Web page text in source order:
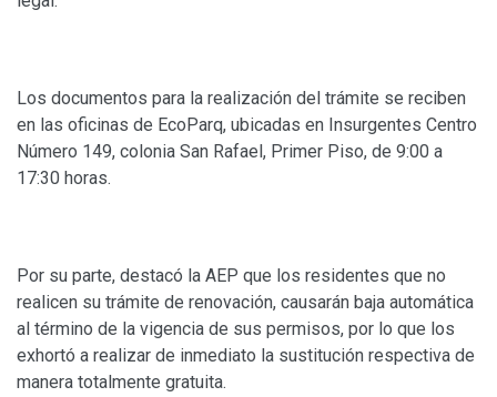
Los documentos para la realización del trámite se reciben
en las oficinas de EcoParq, ubicadas en Insurgentes Centro
Número 149, colonia San Rafael, Primer Piso, de 9:00 a
17:30 horas.
Por su parte, destacó la AEP que los residentes que no
realicen su trámite de renovación, causarán baja automática
al término de la vigencia de sus permisos, por lo que los
exhortó a realizar de inmediato la sustitución respectiva de
manera totalmente gratuita.